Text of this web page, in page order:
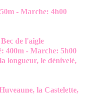
- Marche: 4h00
de l'aigle
- Marche: 5h00
le dénivelé,
la Castelette,